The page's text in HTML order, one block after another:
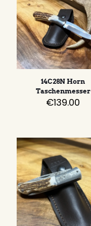
14C28N Horn
Taschenmesser
€139.00